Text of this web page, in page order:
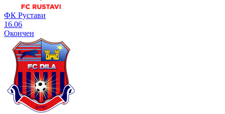
ФК Рустави
16.06
Окончен